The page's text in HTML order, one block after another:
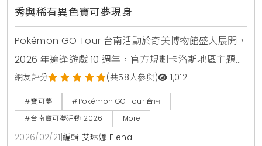
秀與稀有異色寶可夢現身
Pokémon GO Tour 台南活動於奇美博物館盛大展開，
2026 年適逢遊戲 10 週年，官方規劃卡洛斯地區主題棲
息地、全球首創夜間光雕秀及超級之夜，更開放異色獨
劍鞘與鑰圈兒等稀有寶可夢，吸引萬名玩家參與春節旅
遊盛事 。
網友評分 (共58人參與) 1,012
#寶可夢
#Pokémon GO Tour 台南
#台南寶可夢活動 2026
More
2026/02/21 編輯 艾琳娜 Elena